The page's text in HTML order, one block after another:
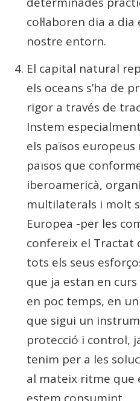
col·laboren dia a
nostre entorn.
El capital natural
els oceans s’ha de
rigor a través de
Instem
els països
països que
iberoamericà,
multilaterals i molt
Europea -per les
confereix el Tractat
tots els seus
que ja estan en
en poc temps, en
que sigui un
protecció i control,
tenim per a les
al mateix ritme que